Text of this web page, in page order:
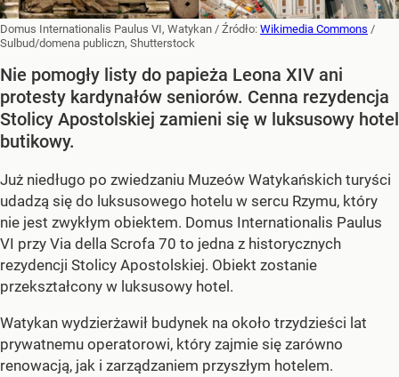
Domus Internationalis Paulus VI, Watykan / Źródło: Wikimedia Commons /
Sulbud/domena publiczn, Shutterstock
Nie pomogły listy do papieża Leona XIV ani
protesty kardynałów seniorów. Cenna rezydencja
Stolicy Apostolskiej zamieni się w luksusowy hotel
butikowy.
Już niedługo po zwiedzaniu Muzeów Watykańskich turyści
udadzą się do luksusowego hotelu w sercu Rzymu, który
nie jest zwykłym obiektem. Domus Internationalis Paulus
VI przy Via della Scrofa 70 to jedna z historycznych
rezydencji Stolicy Apostolskiej. Obiekt zostanie
przekształcony w luksusowy hotel.
Watykan wydzierżawił budynek na około trzydzieści lat
prywatnemu operatorowi, który zajmie się zarówno
renowacją, jak i zarządzaniem przyszłym hotelem.